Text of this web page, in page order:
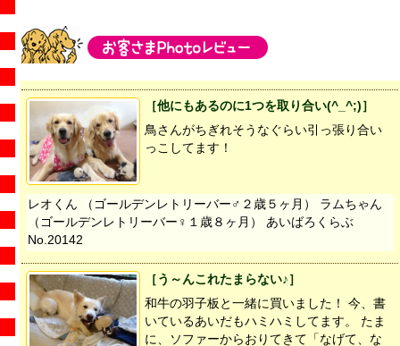
［他にもあるのに1つを取り合い(^_^;)］
鳥さんがちぎれそうなぐらい引っ張り合い
っこしてます！
レオくん （ゴールデンレトリーバー♂２歳５ヶ月） ラムちゃん
（ゴールデンレトリーバー♀１歳８ヶ月） あいばろくらぶ
No.20142
［う～んこれたまらない♪］
和牛の羽子板と一緒に買いました！ 今、書
いているあいだもハミハミしてます。 たま
に、ソファーからおりてきて「なげて、な